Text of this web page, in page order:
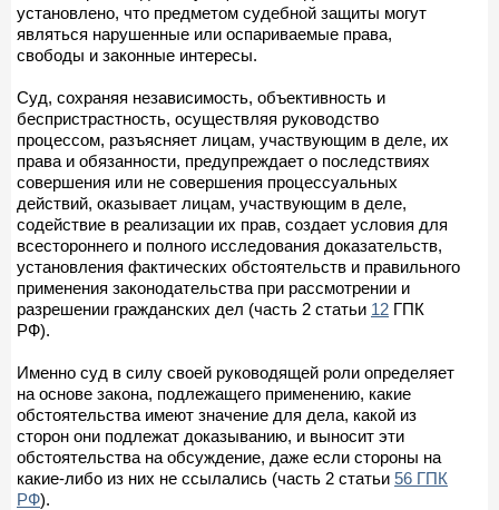
установлено, что предметом судебной защиты могут
являться нарушенные или оспариваемые права,
свободы и законные интересы.
Суд, сохраняя независимость, объективность и
беспристрастность, осуществляя руководство
процессом, разъясняет лицам, участвующим в деле, их
права и обязанности, предупреждает о последствиях
совершения или не совершения процессуальных
действий, оказывает лицам, участвующим в деле,
содействие в реализации их прав, создает условия для
всестороннего и полного исследования доказательств,
установления фактических обстоятельств и правильного
применения законодательства при рассмотрении и
разрешении гражданских дел (часть 2 статьи 12 ГПК
РФ).
Именно суд в силу своей руководящей роли определяет
на основе закона, подлежащего применению, какие
обстоятельства имеют значение для дела, какой из
сторон они подлежат доказыванию, и выносит эти
обстоятельства на обсуждение, даже если стороны на
какие-либо из них не ссылались (часть 2 статьи 56 ГПК
РФ).